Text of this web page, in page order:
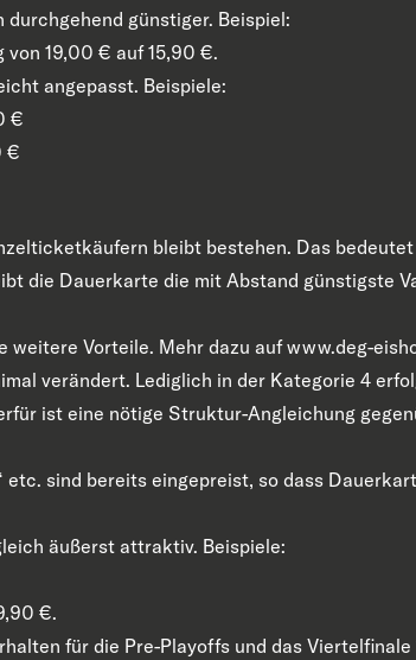
günstiger. Beispiel:
19,00 € auf 15,90 €.
angepasst. Beispiele:
€
€
bleibt bestehen. Das
die Dauerkarte die mit Abstand günstigste
Vorteile. Mehr dazu auf www.deg-
verändert. Lediglich in der Kategorie 4
ist eine nötige Struktur-Angleichung
etc. sind bereits eingepreist, so dass
äußerst attraktiv. Beispiele:
€.
für die Pre-Playoffs und das Viertelfinale